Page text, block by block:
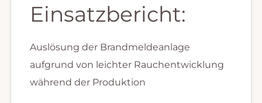
Einsatzbericht:
Auslösung der Brandmeldeanlage
aufgrund von leichter Rauchentwicklung
während der Produktion